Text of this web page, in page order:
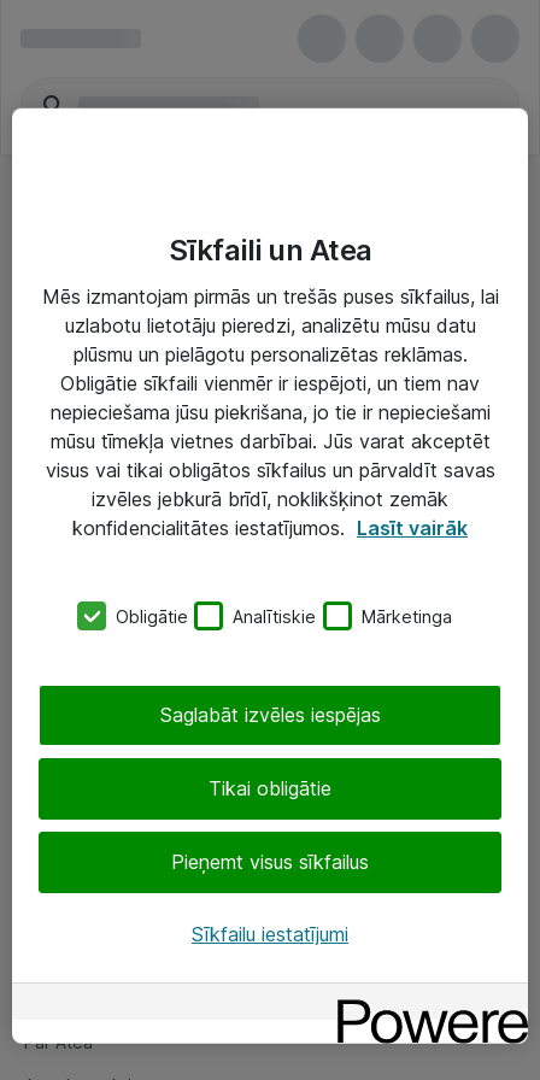
Risinājumi & Pakalpojumi
IT serviss un atbalsts
IT infrastruktūra
Darba vietu IT risinājumi
Serveri un datu centri
SIA „ATEA”
eShop@atea.lv
Sekojiet mums
Par Atea
Par Atea
Sīkfaili un Atea
Mēs izmantojam pirmās un trešās puses sīkfailus, lai
uzlabotu lietotāju pieredzi, analizētu mūsu datu
plūsmu un pielāgotu personalizētas reklāmas.
Obligātie sīkfaili vienmēr ir iespējoti, un tiem nav
nepieciešama jūsu piekrišana, jo tie ir nepieciešami
mūsu tīmekļa vietnes darbībai. Jūs varat akceptēt
visus vai tikai obligātos sīkfailus un pārvaldīt savas
izvēles jebkurā brīdī, noklikšķinot zemāk
konfidencialitātes iestatījumos. Lasīt vairāk
Obligātie Analītiskie Mārketinga
Tikai obligātie
Pieņemt visus sīkfailus
Saglabāt izvēles iespējas
Sīkfailu iestatījumi